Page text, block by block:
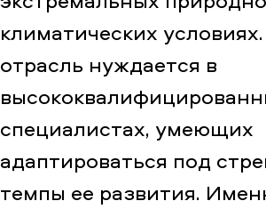
климатических
отрасль нуждается в
специалистах, умеющих
адаптироваться под
темпы ее развития.